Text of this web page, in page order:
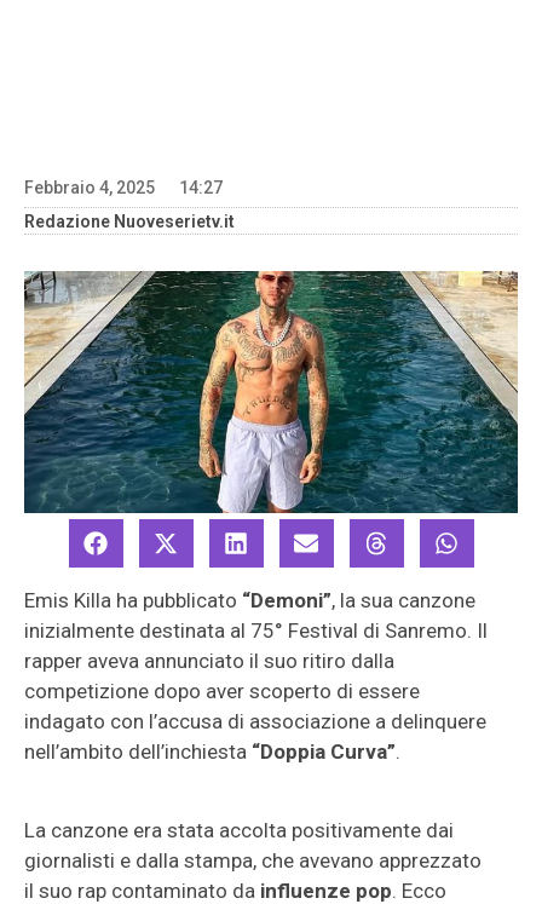
Febbraio 4, 2025
14:27
Redazione Nuoveserietv.it
Emis Killa ha pubblicato “Demoni”, la sua canzone
inizialmente destinata al 75° Festival di Sanremo. Il
rapper aveva annunciato il suo ritiro dalla
competizione dopo aver scoperto di essere
indagato con l’accusa di associazione a delinquere
nell’ambito dell’inchiesta “Doppia Curva”.
La canzone era stata accolta positivamente dai
giornalisti e dalla stampa, che avevano apprezzato
il suo rap contaminato da influenze pop. Ecco